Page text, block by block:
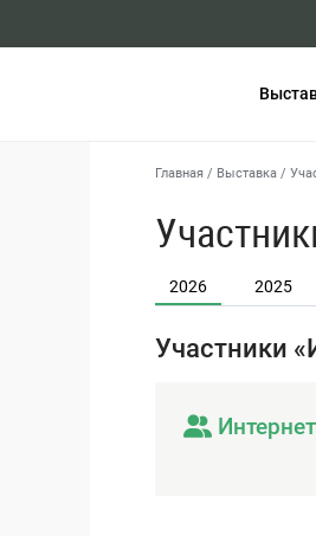
Главная / Выставка /
2026 2025
Участники